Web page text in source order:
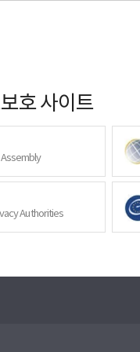
호 사이트
Authorities